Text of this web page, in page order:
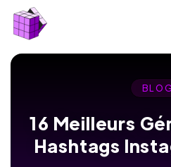
BLOG
16 Meilleurs
Hashtags